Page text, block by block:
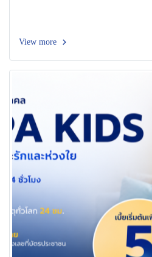
View more